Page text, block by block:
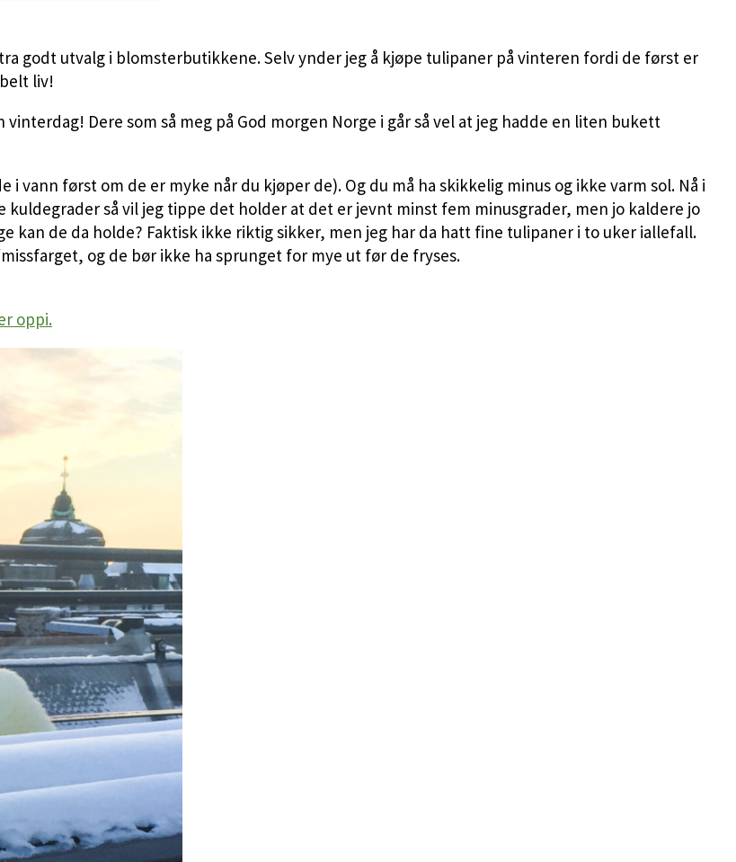
godt utvalg i blomsterbutikkene. Selv ynder jeg å kjøpe tulipaner på vinteren fordi de først er
liv!
Dere som så meg på God morgen Norge i går så vel at jeg hadde en liten bukett
vann først om de er myke når du kjøper de). Og du må ha skikkelig minus og ikke varm sol. Nå i
så vil jeg tippe det holder at det er jevnt minst fem minusgrader, men jo kaldere jo
kan de da holde? Faktisk ikke riktig sikker, men jeg har da hatt fine tulipaner i to uker iallefall.
og de bør ikke ha sprunget for mye ut før de fryses.
oppi.